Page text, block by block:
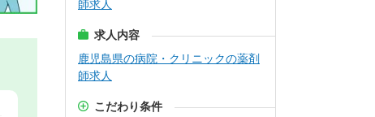
師求人
求人内容
鹿児島県の病院・クリニックの薬剤
師求人
こだわり条件